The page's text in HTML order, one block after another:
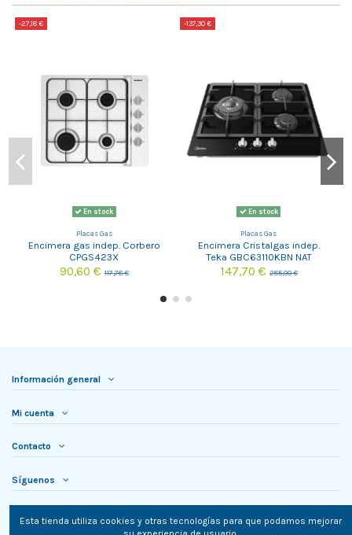
-27,18 €
En stock
Placas Gas
Encimera gas indep. Corbero
CPGS423X
90,60 €117,78 €
-137,30 €
En stock
Placas Gas
Encimera Cristalgas indep.
Teka GBC63110KBN NAT
147,70 € 285,00 €
Información general
Mi cuenta
Contacto
Síguenos
Esta tienda utiliza cookies y otras tecnologías para que podamos mejorar